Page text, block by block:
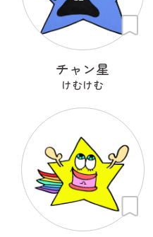
チャン星
けむけむ